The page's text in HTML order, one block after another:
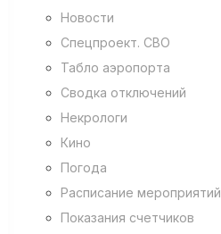
Новости
Спецпроект. СВО
Табло аэропорта
Сводка отключений
Некрологи
Кино
Погода
Расписание мероприятий
Показания счетчиков